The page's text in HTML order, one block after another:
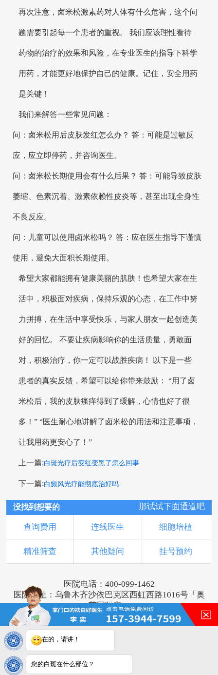
再次注意，卤米松激素药对人体有什么危害，这个问
题需要引起每一个患者的重视。 我们应该理性看待
药物的治疗的效果和风险，在专业医生的指导下科学
用药，才能更好地保护自己的健康。记住，安全用药
是关键！
我们来解答一些常见问题：
问：卤米松用后皮肤发红怎么办？ 答：可能是过敏反
应，应立即停药，并咨询医生。
问：卤米松长期使用会有什么后果？ 答：可能导致皮肤
萎缩、色素沉着、激素依赖性皮炎等，甚至出现全身性
不良反应。
问：儿童可以使用卤米松吗？ 答：应在医生指导下谨慎
使用，避免大面积长期使用。
希望大家都能拥有健康美丽的肌肤！也希望大家在生
活中，积极面对疾病，保持乐观的心态，在工作中努
力拼搏，在生活中享受快乐，与家人朋友一起创造美
好的回忆。 不要让疾病影响你的生活质量，勇敢面
对，积极治疗，你一定可以战胜疾病！ 以下是一些
患者的真实反馈，希望可以给你带来鼓励： “用了卤
米松后，我的皮肤瘙痒得到了缓解，心情也好了很
多！” “医生耐心地讲解了卤米松的用法和注意事项，
让我用药更安心了！”
上一篇:白斑光疗后变红变黑了怎么回事
下一篇:白癜风光疗能彻底治好吗
没找到想要的 那试试下面通道吧
查询费用 连线医生 细胞培植
精准筛查 其他疑问 挂号预约
医院电话：400-099-1462
医院地址：乌鲁木齐沙依巴克区西虹西路1016号「奥
莱国际旁」
版权所有：乌鲁木齐新军都皮肤病医院
新ICP备16001749号-3
注：本网站信息仅供参考，不能作为诊断及医疗依
据，服用药物或进行治疗时请遵医嘱。如有转载或引
用文章涉及版权问题，请与我们联系。
在的，请讲！
您的白斑在什么部位？